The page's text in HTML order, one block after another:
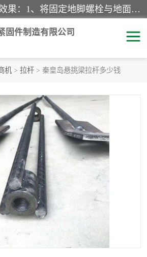
紧固件地脚螺栓的效果：1、将固定地脚螺栓与地面用水泥等物品灌溉在一起，可用来固定较小振荡和冲击的设备。2、活动地脚是一种可拆卸的地脚螺栓，可以固定有激烈振荡和冲击的大型机器设备。3、胀锚地脚螺栓用于固定比较简略且重量轻的设备，辅佐设备长期处于静止状态下。4、粘接地脚螺栓为一种使用广泛且常见的设备，它也是用来固定简略设备的小件。
固件制造有限公司
机 > 拉杆 > 秦皇岛悬挑梁拉杆多少钱
拉杆
悬挑梁拉杆